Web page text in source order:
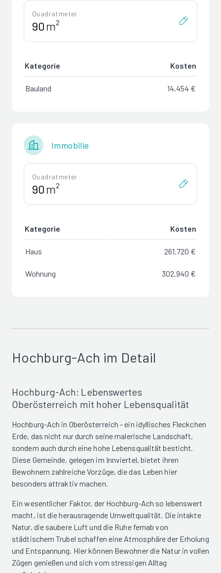
Quadratmeter
m²
Kategorie Kosten
Bauland 14.454 €
Immobilie
Quadratmeter
m²
Kategorie Kosten
Haus 261.720 €
Wohnung 302.940 €
Hochburg-Ach im Detail
Hochburg-Ach: Lebenswertes
Oberösterreich mit hoher Lebensqualität
Hochburg-Ach in Oberösterreich - ein idyllisches Fleckchen
Erde, das nicht nur durch seine malerische Landschaft,
sondern auch durch eine hohe Lebensqualität besticht.
Diese Gemeinde, gelegen im Innviertel, bietet ihren
Bewohnern zahlreiche Vorzüge, die das Leben hier
besonders attraktiv machen.
Ein wesentlicher Faktor, der Hochburg-Ach so lebenswert
macht, ist die herausragende Umweltqualität. Die intakte
Natur, die saubere Luft und die Ruhe fernab von
städtischem Trubel schaffen eine Atmosphäre der Erholung
und Entspannung. Hier können Bewohner die Natur in vollen
Zügen genießen und sich vom stressigen Alltag